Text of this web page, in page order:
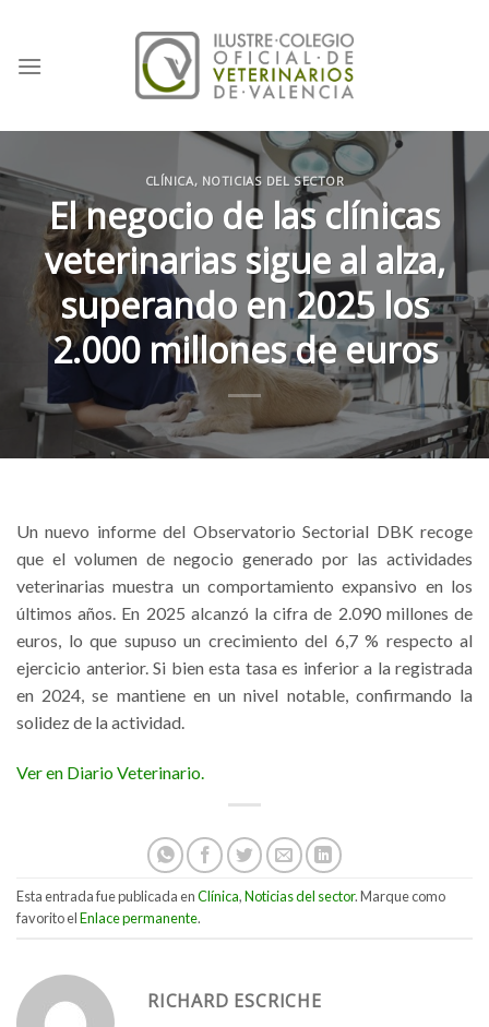
content
CLÍNICA, NOTICIAS DEL SECTOR
El negocio de las clínicas
veterinarias sigue al alza,
superando en 2025 los
2.000 millones de euros
Un nuevo informe del Observatorio Sectorial DBK recoge
que el volumen de negocio generado por las actividades
veterinarias muestra un comportamiento expansivo en los
últimos años. En 2025 alcanzó la cifra de 2.090 millones de
euros, lo que supuso un crecimiento del 6,7 % respecto al
ejercicio anterior. Si bien esta tasa es inferior a la registrada
en 2024, se mantiene en un nivel notable, confirmando la
solidez de la actividad.
Ver en Diario Veterinario.
Esta entrada fue publicada enClínica,Noticias del sector. Marque como
favorito elEnlace permanente.
RICHARD ESCRICHE